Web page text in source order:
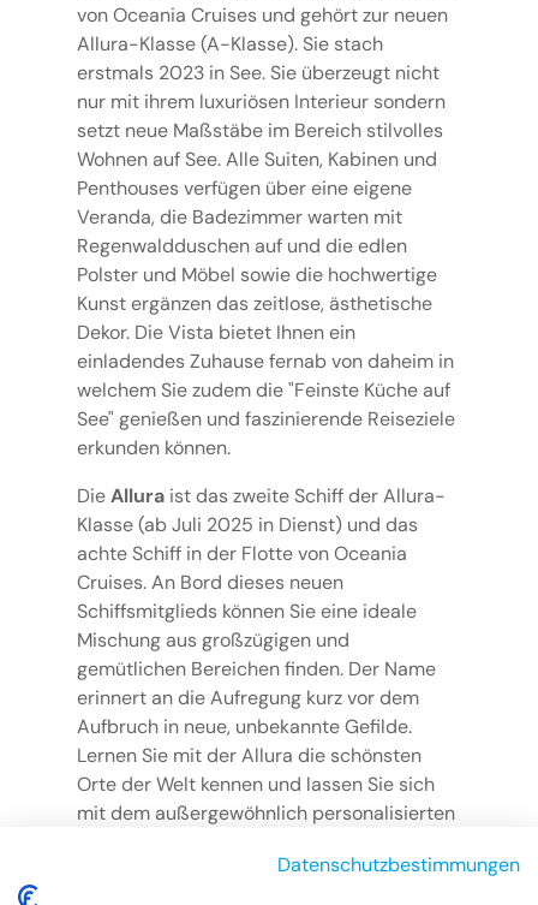
von Oceania Cruises und gehört zur neuen
Allura-Klasse (A-Klasse). Sie stach
erstmals 2023 in See. Sie überzeugt nicht
nur mit ihrem luxuriösen Interieur sondern
setzt neue Maßstäbe im Bereich stilvolles
Wohnen auf See. Alle Suiten, Kabinen und
Penthouses verfügen über eine eigene
Veranda, die Badezimmer warten mit
Regenwaldduschen auf und die edlen
Polster und Möbel sowie die hochwertige
Kunst ergänzen das zeitlose, ästhetische
Dekor. Die Vista bietet Ihnen ein
einladendes Zuhause fernab von daheim in
welchem Sie zudem die "Feinste Küche auf
See" genießen und faszinierende Reiseziele
erkunden können.
DieAllura ist das zweite Schiff der Allura-
Klasse (ab Juli 2025 in Dienst) und das
achte Schiff in der Flotte von Oceania
Cruises. An Bord dieses neuen
Schiffsmitglieds können Sie eine ideale
Mischung aus großzügigen und
gemütlichen Bereichen finden. Der Name
erinnert an die Aufregung kurz vor dem
Aufbruch in neue, unbekannte Gefilde.
Lernen Sie mit der Allura die schönsten
Orte der Welt kennen und lassen Sie sich
mit dem außergewöhnlich personalisierten
Datenschutzbestimmungen